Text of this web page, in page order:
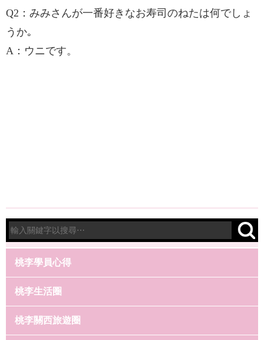
Q2：みみさんが一番好きなお寿司のねたは何でしょ
うか｡
A：ウニです。
桃李學員心得
桃李生活圈
桃李關西旅遊圈